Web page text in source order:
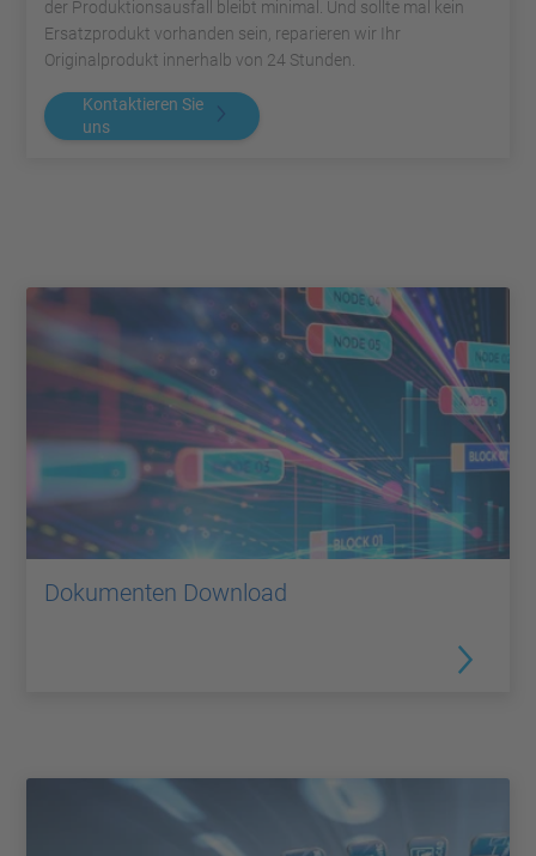
der Produktionsausfall bleibt minimal. Und sollte mal kein
Ersatzprodukt vorhanden sein, reparieren wir Ihr
Originalprodukt innerhalb von 24 Stunden.
Kontaktieren Sie
uns
Dokumenten Download